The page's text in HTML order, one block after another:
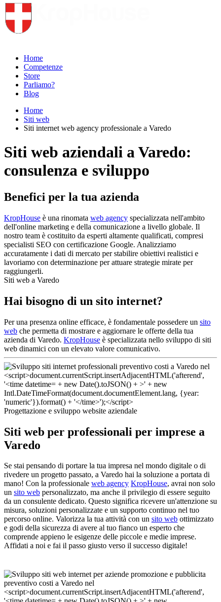
Home
Competenze
Store
Parliamo?
Blog
Home
Siti web
Siti internet web agency professionale a Varedo
Siti web aziendali a Varedo:
consulenza e sviluppo
Benefici per la tua azienda
KropHouse è una rinomata web agency specializzata nell'ambito
dell'online marketing e della comunicazione a livello globale. Il
nostro team è costituito da esperti altamente qualificati, compresi
specialisti SEO con certificazione Google. Analizziamo
accuratamente i dati di mercato per stabilire obiettivi realistici e
lavoriamo con determinazione per attuare strategie mirate per
raggiungerli.
Siti web a Varedo
Hai bisogno di un sito internet?
Per una presenza online efficace, è fondamentale possedere un sito
web che permetta di mostrare e aggiornare le offerte della tua
azienda di Varedo. KropHouse è specializzata nello sviluppo di siti
web dinamici con un elevato valore comunicativo.
Progettazione e sviluppo website aziendale
Siti web per professionali per imprese a
Varedo
Se stai pensando di portare la tua impresa nel mondo digitale o di
rivedere un progetto passato, a Varedo hai la soluzione a portata di
mano! Con la professionale web agency KropHouse, avrai non solo
un sito web personalizzato, ma anche il privilegio di essere seguito
da un consulente dedicato. Questo significa ricevere un'attenzione su
misura, soluzioni personalizzate e un supporto continuo nel tuo
percorso online. Valorizza la tua attività con un sito web ottimizzato
e godi della sicurezza di avere al tuo fianco un esperto che
comprende appieno le esigenze delle piccole e medie imprese.
Affidati a noi e fai il passo giusto verso il successo digitale!